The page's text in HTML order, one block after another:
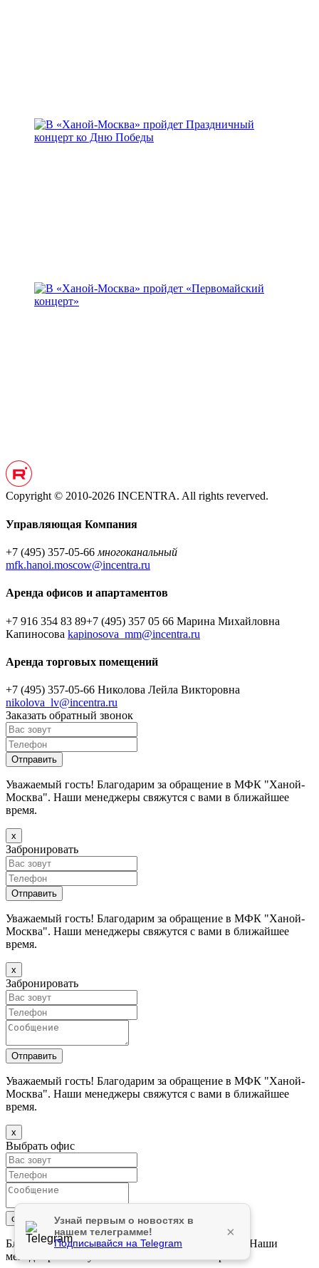
Copyright © 2010-2026 INCENTRA. All rights reverved.
Управляющая Компания
+7 (495) 357-05-66 многоканальный
mfk.hanoi.moscow@incentra.ru
Аренда офисов и апартаментов
+7 916 354 83 89+7 (495) 357 05 66 Марина Михайловна
Капиносова kapinosova_mm@incentra.ru
Аренда торговых помещений
+7 (495) 357-05-66 Николова Лейла Викторовна
nikolova_lv@incentra.ru
Заказать обратный звонок
Уважаемый гость! Благодарим за обращение в МФК "Ханой-
Москва". Наши менеджеры свяжутся с вами в ближайшее
время.
х
Забронировать
Уважаемый гость! Благодарим за обращение в МФК "Ханой-
Москва". Наши менеджеры свяжутся с вами в ближайшее
время.
х
Забронировать
Уважаемый гость! Благодарим за обращение в МФК "Ханой-
Москва". Наши менеджеры свяжутся с вами в ближайшее
время.
х
Выбрать офис
Благодарим за обращение в БЦ "Ханой-Москва". Наши
менеджеры свяжутся с вами в ближайшее время.
Узнай первым о новостях в
нашем телеграмме!
Подписывайся на Telegram
×